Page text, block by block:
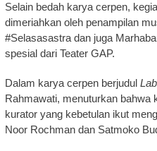
Selain bedah karya cerpen,
dimeriahkan oleh penampilan
#Selasasastra dan juga
spesial dari Teater GAP.
Dalam karya cerpen berjudul
Rahmawati, menuturkan bahwa
kurator yang kebetulan ikut
Noor Rochman dan Satmoko